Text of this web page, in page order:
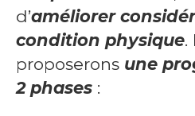
d’améliorer
condition physique.
proposerons une
2 phases :